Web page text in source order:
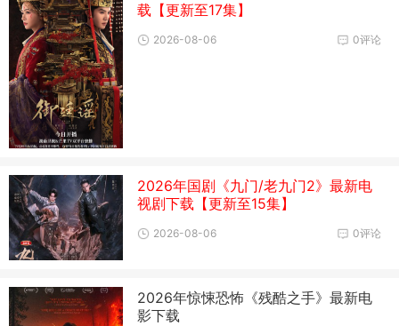
载【更新至17集】
0评论
2026-08-06
2026年国剧《九门/老九门2》最新电
视剧下载【更新至15集】
0评论
2026-08-06
2026年惊悚恐怖《残酷之手》最新电
影下载